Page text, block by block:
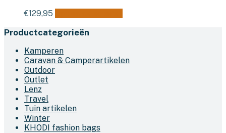
€129,95
Deze
Productcategorieën
Kamperen
Caravan & Camperartikelen
Outdoor
Outlet
Lenz
Travel
Tuin artikelen
Winter
KHODI fashion bags